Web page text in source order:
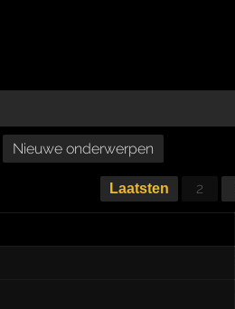
Nieuwe onderwerpen
Laatsten 2